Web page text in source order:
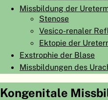
Missbildung der
Stenose
Vesico-renaler
Ektopie der
Exstrophie der Blase
Missbildungen des
Kongenitale